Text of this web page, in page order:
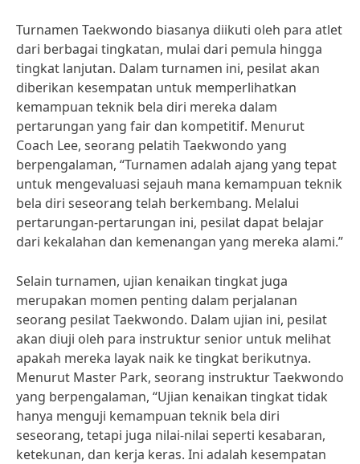
Turnamen Taekwondo biasanya diikuti oleh para atlet
dari berbagai tingkatan, mulai dari pemula hingga
tingkat lanjutan. Dalam turnamen ini, pesilat akan
diberikan kesempatan untuk memperlihatkan
kemampuan teknik bela diri mereka dalam
pertarungan yang fair dan kompetitif. Menurut
Coach Lee, seorang pelatih Taekwondo yang
berpengalaman, “Turnamen adalah ajang yang tepat
untuk mengevaluasi sejauh mana kemampuan teknik
bela diri seseorang telah berkembang. Melalui
pertarungan-pertarungan ini, pesilat dapat belajar
dari kekalahan dan kemenangan yang mereka alami.”
Selain turnamen, ujian kenaikan tingkat juga
merupakan momen penting dalam perjalanan
seorang pesilat Taekwondo. Dalam ujian ini, pesilat
akan diuji oleh para instruktur senior untuk melihat
apakah mereka layak naik ke tingkat berikutnya.
Menurut Master Park, seorang instruktur Taekwondo
yang berpengalaman, “Ujian kenaikan tingkat tidak
hanya menguji kemampuan teknik bela diri
seseorang, tetapi juga nilai-nilai seperti kesabaran,
ketekunan, dan kerja keras. Ini adalah kesempatan